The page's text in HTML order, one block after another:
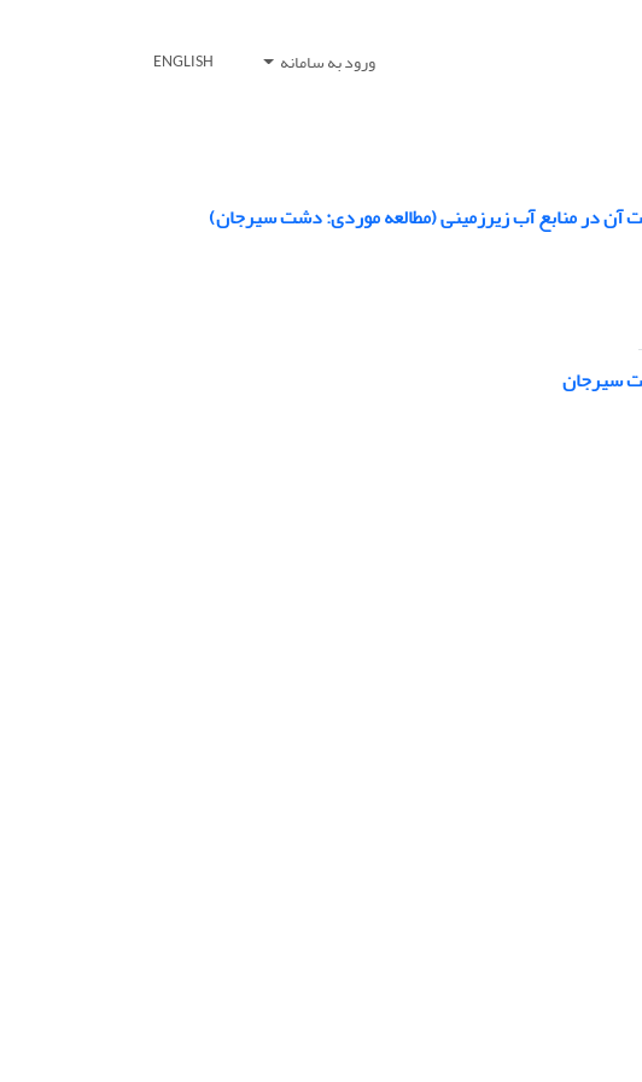
ورود به سامانه ENGLISH
آن در منابع آب زیرزمینی (مطالعه موردی: دشت سیرجان)
سیرجان